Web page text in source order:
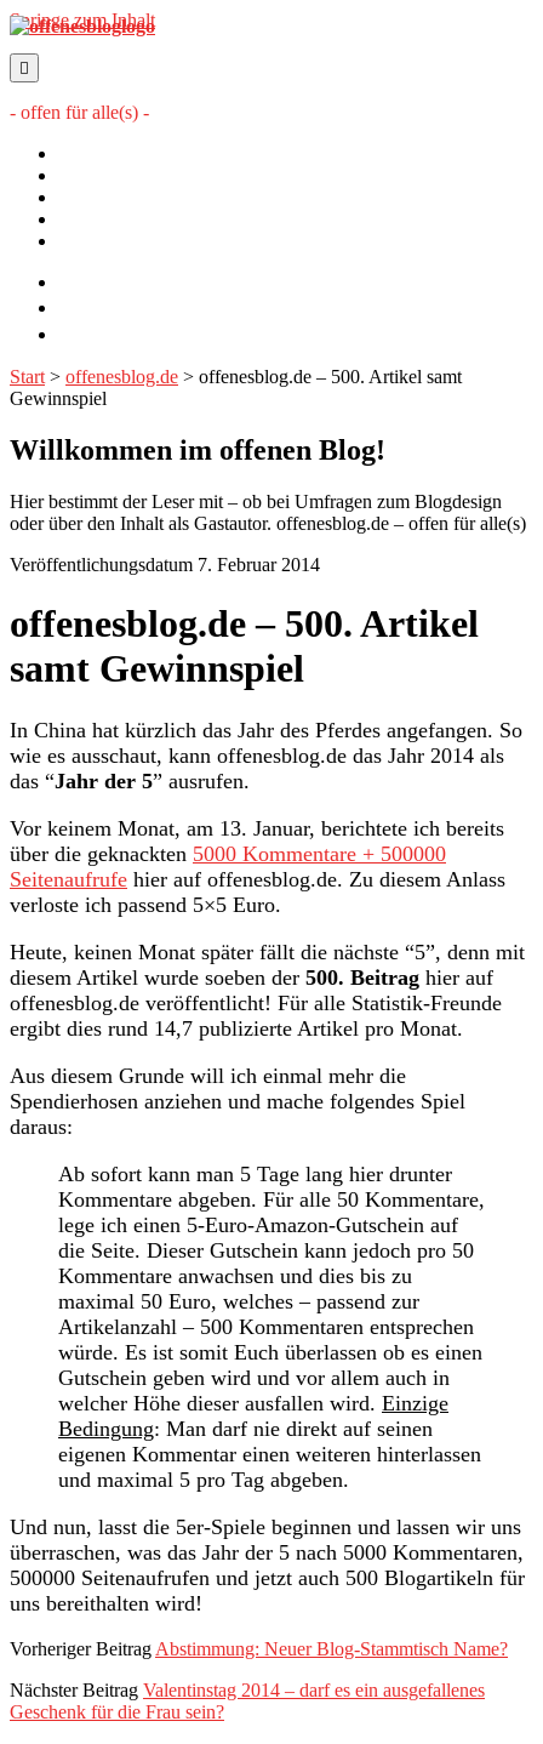
Springe zum Inhalt
offenesblog.de
- offen für alle(s) -
Start > offenesblog.de > offenesblog.de – 500. Artikel samt
Gewinnspiel
Willkommen im offenen Blog!
Hier bestimmt der Leser mit – ob bei Umfragen zum Blogdesign
oder über den Inhalt als Gastautor. offenesblog.de – offen für alle(s)
Veröffentlichungsdatum 7. Februar 2014
offenesblog.de – 500. Artikel
samt Gewinnspiel
In China hat kürzlich das Jahr des Pferdes angefangen. So
wie es ausschaut, kann offenesblog.de das Jahr 2014 als
das “Jahr der 5” ausrufen.
Vor keinem Monat, am 13. Januar, berichtete ich bereits
über die geknackten 5000 Kommentare + 500000
Seitenaufrufe hier auf offenesblog.de. Zu diesem Anlass
verloste ich passend 5×5 Euro.
Heute, keinen Monat später fällt die nächste “5”, denn mit
diesem Artikel wurde soeben der 500. Beitrag hier auf
offenesblog.de veröffentlicht! Für alle Statistik-Freunde
ergibt dies rund 14,7 publizierte Artikel pro Monat.
Aus diesem Grunde will ich einmal mehr die
Spendierhosen anziehen und mache folgendes Spiel
daraus:
Ab sofort kann man 5 Tage lang hier drunter
Kommentare abgeben. Für alle 50 Kommentare,
lege ich einen 5-Euro-Amazon-Gutschein auf
die Seite. Dieser Gutschein kann jedoch pro 50
Kommentare anwachsen und dies bis zu
maximal 50 Euro, welches – passend zur
Artikelanzahl – 500 Kommentaren entsprechen
würde. Es ist somit Euch überlassen ob es einen
Gutschein geben wird und vor allem auch in
welcher Höhe dieser ausfallen wird. Einzige
Bedingung: Man darf nie direkt auf seinen
eigenen Kommentar einen weiteren hinterlassen
und maximal 5 pro Tag abgeben.
Und nun, lasst die 5er-Spiele beginnen und lassen wir uns
überraschen, was das Jahr der 5 nach 5000 Kommentaren,
500000 Seitenaufrufen und jetzt auch 500 Blogartikeln für
uns bereithalten wird!
Vorheriger Beitrag Abstimmung: Neuer Blog-Stammtisch Name?
Nächster Beitrag Valentinstag 2014 – darf es ein ausgefallenes
Geschenk für die Frau sein?